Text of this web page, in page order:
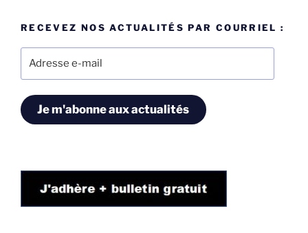
RECEVEZ NOS ACTUALITÉS PAR COURRIEL :
Je m'abonne aux actualités